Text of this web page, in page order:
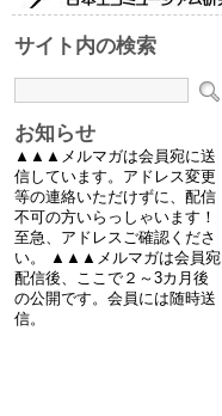
サイト内の検索
お知らせ
▲▲▲メルマガは会員宛に送
信しています。アドレス変更
等の連絡いただけずに、配信
不可の方いらっしゃいます！
至急、アドレスご確認くださ
い。 ▲▲▲メルマガは会員宛
配信後、ここで２～3カ月後
の公開です。会員には随時送
信。